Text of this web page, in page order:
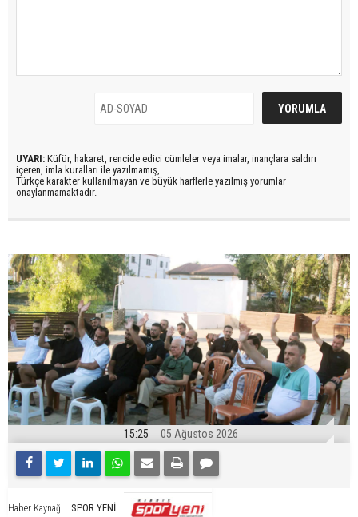
UYARI: Küfür, hakaret, rencide edici cümleler veya imalar, inançlara saldırı
içeren, imla kuralları ile yazılmamış,
Türkçe karakter kullanılmayan ve büyük harflerle yazılmış yorumlar
onaylanmamaktadır.
15:25 05 Ağustos 2026
Haber Kaynağı SPOR YENİ